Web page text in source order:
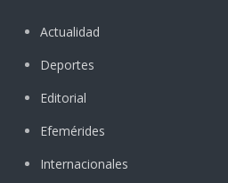
Actualidad
Deportes
Editorial
Efemérides
Internacionales